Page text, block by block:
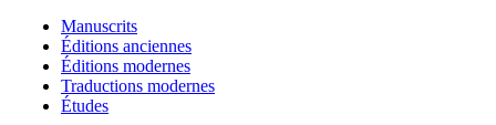
Manuscrits
Éditions anciennes
Éditions modernes
Traductions modernes
Études